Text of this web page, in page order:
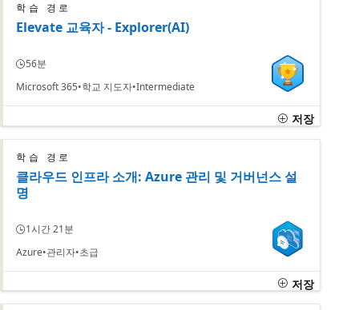
학습 경로
Elevate 교육자 - Explorer(AI)
56분
Microsoft 365 학교 지도자 Intermediate
저장
학습 경로
클라우드 인프라 소개: Azure 관리 및 거버넌스 설
명
1시간 21분
Azure 관리자 초급
저장